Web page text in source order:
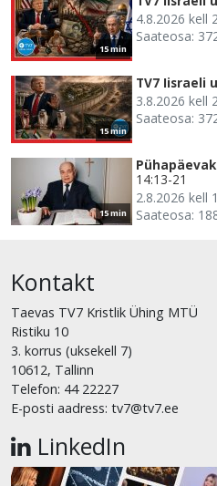
15 min
4.8.2026 kell
Saateosa:
15 min
TV7 Iisraeli
3.8.2026 kell
Saateosa:
15 min
14:13-21
2.8.2026 kell
Saateosa:
Kontakt
Taevas TV7 Kristlik Ühing MTÜ
Ristiku 10
3. korrus (uksekell 7)
10612, Tallinn
Telefon: 44 22227
E-posti aadress: tv7@tv7.ee
LinkedIn